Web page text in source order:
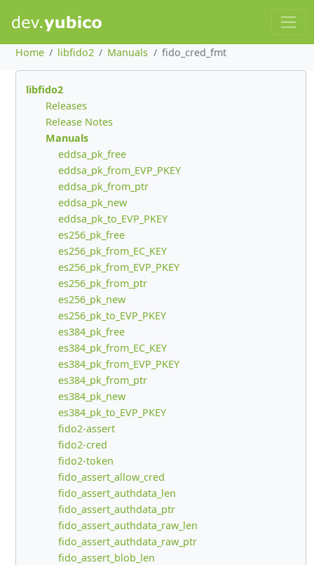
Home libfido2 Manuals fido_cred_fmt
libfido2
Releases
Release Notes
Manuals
eddsa_pk_free
eddsa_pk_from_EVP_PKEY
eddsa_pk_from_ptr
eddsa_pk_new
eddsa_pk_to_EVP_PKEY
es256_pk_free
es256_pk_from_EC_KEY
es256_pk_from_EVP_PKEY
es256_pk_from_ptr
es256_pk_new
es256_pk_to_EVP_PKEY
es384_pk_free
es384_pk_from_EC_KEY
es384_pk_from_EVP_PKEY
es384_pk_from_ptr
es384_pk_new
es384_pk_to_EVP_PKEY
fido2-assert
fido2-cred
fido2-token
fido_assert_allow_cred
fido_assert_authdata_len
fido_assert_authdata_ptr
fido_assert_authdata_raw_len
fido_assert_authdata_raw_ptr
fido_assert_blob_len